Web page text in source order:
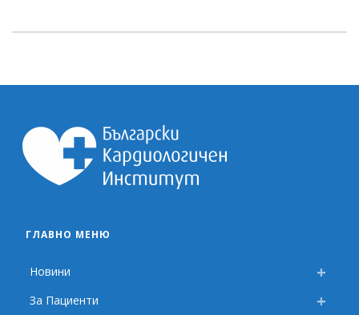
ГЛАВНО МЕНЮ
Новини
За Пациенти